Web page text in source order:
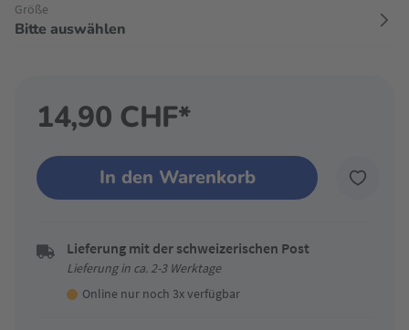
Größe
Bitte auswählen
14,90 CHF*
In den Warenkorb
Lieferung mit der schweizerischen Post
Lieferung in ca. 2-3 Werktage
Online nur noch 3x verfügbar